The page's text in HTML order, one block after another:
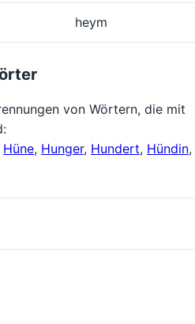
heym
von Wörtern, die mit
Hüne, Hunger, Hundert, Hündin,